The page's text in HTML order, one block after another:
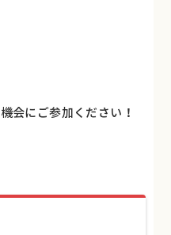
会にご参加ください！